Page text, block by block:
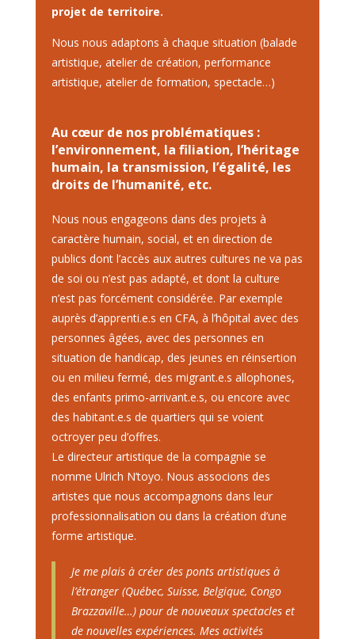
projet de territoire.
Nous nous adaptons à chaque situation (balade
artistique, atelier de création, performance
artistique, atelier de formation, spectacle…)
Au cœur de nos problématiques :
l’environnement, la filiation, l’héritage
humain, la transmission, l’égalité, les
droits de l’humanité, etc.
Nous nous engageons dans des projets à
caractère humain, social, et en direction de
publics dont l’accès aux autres cultures ne va pas
de soi ou n’est pas adapté, et dont la culture
n’est pas forcément considérée. Par exemple
auprès d’apprenti.e.s en CFA, à l’hôpital avec des
personnes âgées, avec des personnes en
situation de handicap, des jeunes en réinsertion
ou en milieu fermé, des migrant.e.s allophones,
des enfants primo-arrivant.e.s, ou encore avec
des habitant.e.s de quartiers qui se voient
octroyer peu d’offres.
Le directeur artistique de la compagnie se
nomme Ulrich N’toyo. Nous associons des
artistes que nous accompagnons dans leur
professionnalisation ou dans la création d’une
forme artistique.
Je me plais à créer des ponts artistiques à
l’étranger (Québec, Suisse, Belgique, Congo
Brazzaville…) pour de nouveaux spectacles et
de nouvelles expériences. Mes activités